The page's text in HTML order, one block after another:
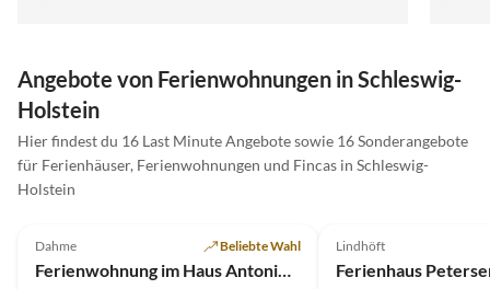
Angebote von Ferienwohnungen in Schleswig-
Holstein
Hier findest du 16 Last Minute Angebote sowie 16 Sonderangebote
für Ferienhäuser, Ferienwohnungen und Fincas in Schleswig-
Holstein
Dahme Beliebte Wahl
Ferienwohnung im Haus Antonie strandnah mit Loggia
Lindhöft
Ferienhaus